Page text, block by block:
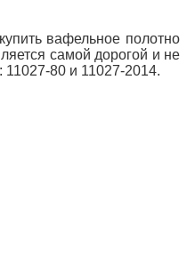
вафельное полотно
самой дорогой и не
80 и 11027-2014.